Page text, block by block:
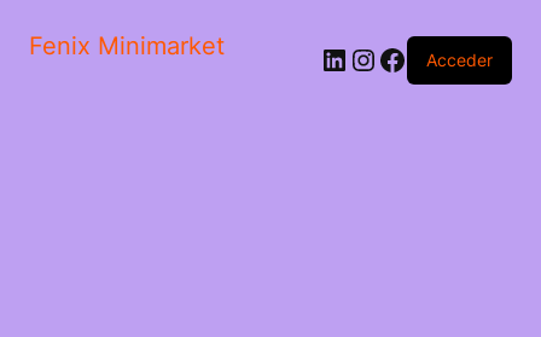
Fenix Minimarket Acceder